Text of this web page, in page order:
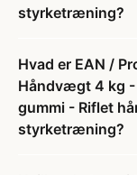
styrketræning?
Hvad er EAN /
Håndvægt 4 kg -
gummi - Riflet
styrketræning?